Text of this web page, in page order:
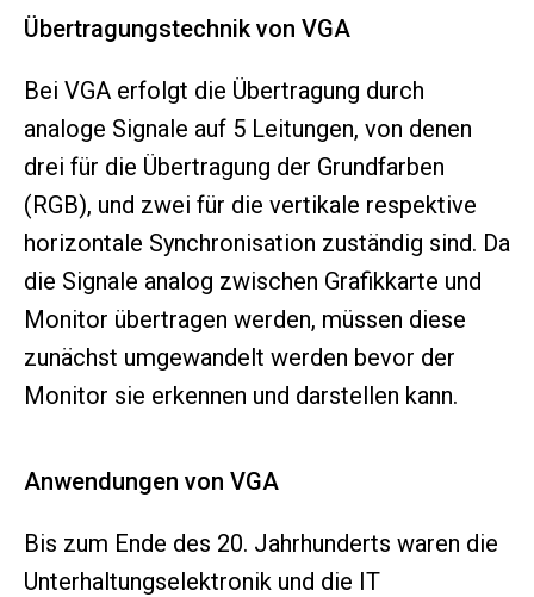
Übertragungstechnik von VGA
Bei VGA erfolgt die Übertragung durch
analoge Signale auf 5 Leitungen, von denen
drei für die Übertragung der Grundfarben
(RGB), und zwei für die vertikale respektive
horizontale Synchronisation zuständig sind. Da
die Signale analog zwischen Grafikkarte und
Monitor übertragen werden, müssen diese
zunächst umgewandelt werden bevor der
Monitor sie erkennen und darstellen kann.
Anwendungen von VGA
Bis zum Ende des 20. Jahrhunderts waren die
Unterhaltungselektronik und die IT